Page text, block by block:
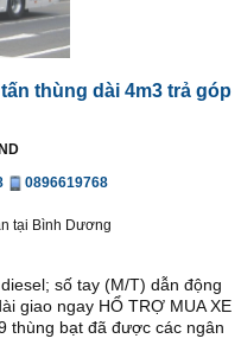
tấn thùng dài 4m3 trả góp
0896619768
tại Bình Dương
số tay (M/T) dẫn động
giao ngay HỔ TRỢ MUA XE
thùng bạt đã được các ngân